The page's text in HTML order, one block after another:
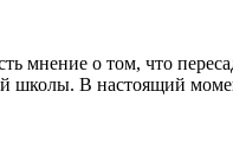
мнение о том, что
В настоящий